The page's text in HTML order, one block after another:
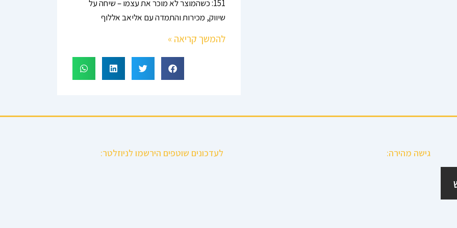
151: כשהמוצר לא מוכר את עצמו – שיחה על
שיווק, מכירות והתמדה עם אליאב אללוף
להמשך קריאה »
גישה מהירה: לעדכונים שוטפים הירשמו לניוזלטר: